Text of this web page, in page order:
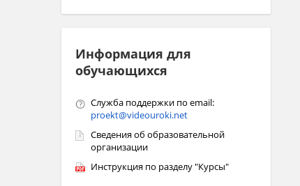
Информация для
обучающихся
Служба поддержки по email:
proekt@videouroki.net
Сведения об образовательной
организации
Инструкция по разделу "Курсы"